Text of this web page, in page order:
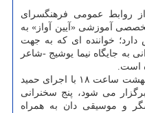
روابط عمومی فرهنگسرای
آموزشی «آیین آواز» به
خواننده ای که به جهت
به جایگاه نیما یوشیج -شاعر
است.
در این نشست که سه شنبه ۱۸ اردیبهشت ساعت ۱۸ با اجرای حمید
می شود، پنج سخنرانی
و موسیقی دان به همراه